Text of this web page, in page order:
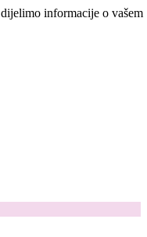
informacije o vašem